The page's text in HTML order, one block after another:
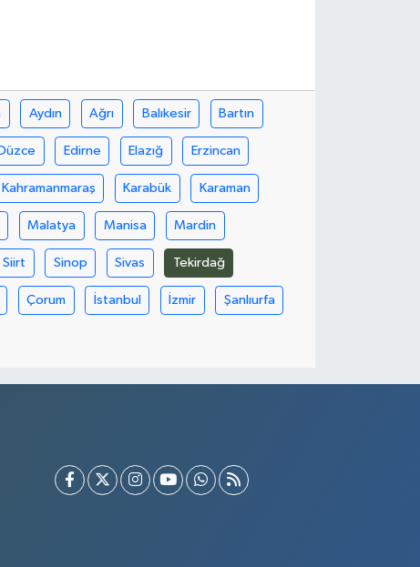
Aydın Ağrı Balıkesir Bartın
Düzce Edirne Elazığ Erzincan
Kahramanmaraş Karabük Karaman
Malatya Manisa Mardin
Siirt Sinop Sivas Tekirdağ
Çorum İstanbul İzmir Şanlıurfa